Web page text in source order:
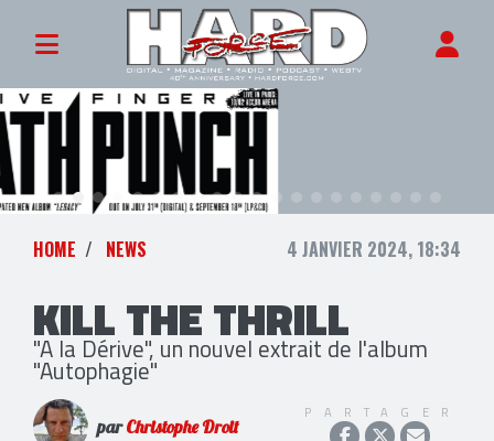
HOME NEWS 4 JANVIER 2024, 18:34
KILL THE THRILL
"A la Dérive", un nouvel extrait de l'album
"Autophagie"
parChristophe Droit
PARTAGER